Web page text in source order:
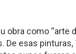
obra como “arte
De esas